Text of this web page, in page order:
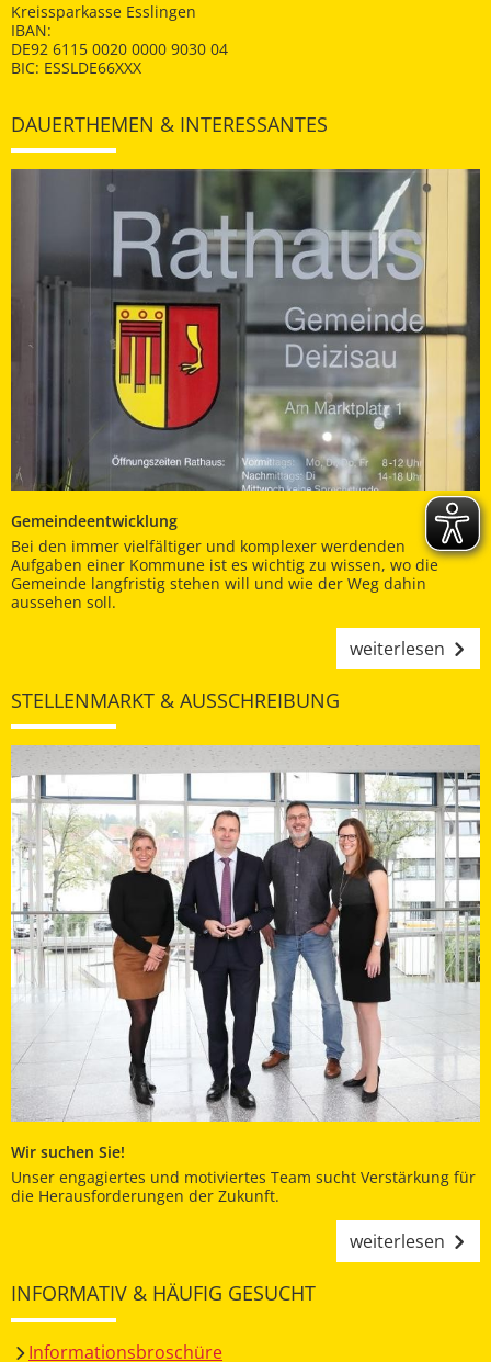
Kreissparkasse Esslingen
IBAN:
DE92 6115 0020 0000 9030 04
BIC: ESSLDE66XXX
DAUERTHEMEN & INTERESSANTES
Gemeindeentwicklung
Bei den immer vielfältiger und komplexer werdenden
Aufgaben einer Kommune ist es wichtig zu wissen, wo die
Gemeinde langfristig stehen will und wie der Weg dahin
aussehen soll.
weiterlesen
STELLENMARKT & AUSSCHREIBUNG
Wir suchen Sie!
Unser engagiertes und motiviertes Team sucht Verstärkung für
die Herausforderungen der Zukunft.
weiterlesen
INFORMATIV & HÄUFIG GESUCHT
Informationsbroschüre